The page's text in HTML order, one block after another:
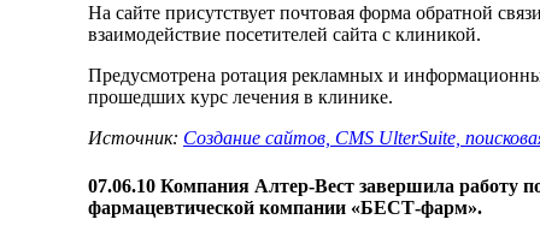
На сайте присутствует почтовая форма обратной
взаимодействие посетителей сайта с клиникой.
Предусмотрена ротация рекламных и
прошедших курс лечения в клинике.
Источник: Создание сайтов, CMS UlterSuite,
07.06.10 Компания Алтер-Вест завершила работу
фармацевтической компании «БЕСТ-фарм».